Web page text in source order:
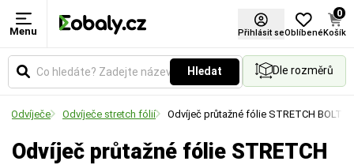
Menu Přihlásit seOblíbené
0
Košík
Hledat Dle rozměrů
Odvíječe Odvíječe stretch fólií Odvíječ průtažné fólie STRETCH BOLT
Odvíječ průtažné fólie STRETCH